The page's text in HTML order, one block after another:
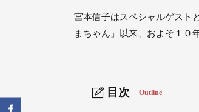
宮本信子はスペシャルゲスト
まちゃん」以来、およそ１０
目次 Outline